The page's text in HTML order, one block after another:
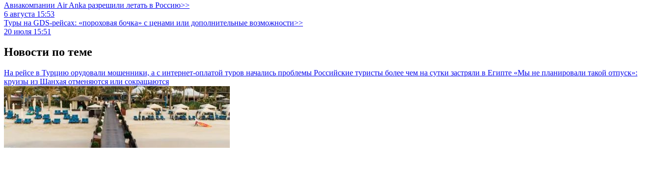
Авиакомпании Air Anka разрешили летать в Россию>>
6 августа 15:53
Туры на GDS-рейсах: «пороховая бочка» с ценами или дополнительные возможности>>
20 июля 15:51
Новости по теме
На рейсе в Турцию орудовали мошенники, а с интернет-оплатой туров начались проблемы Российские туристы более чем на сутки застряли в Египте «Мы не планировали такой отпуск»:
круизы из Шанхая отменяются или сокращаются